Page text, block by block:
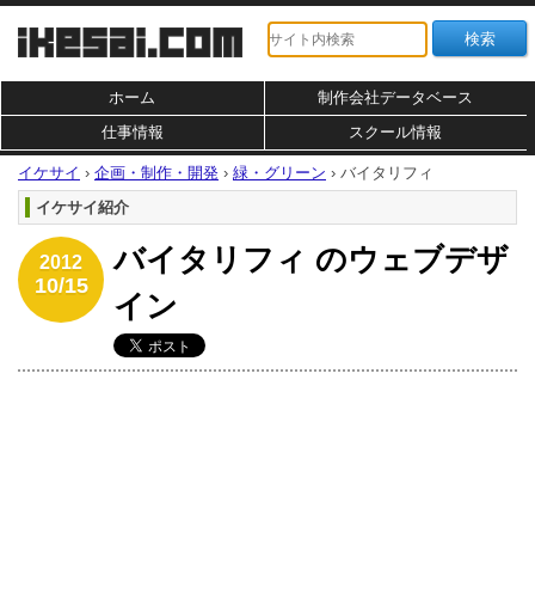
ホーム
制作会社データベース
仕事情報
スクール情報
イケサイ › 企画・制作・開発 › 緑・グリーン › バイタリフィ
イケサイ紹介
2012
10/15
バイタリフィ のウェブデザ
イン